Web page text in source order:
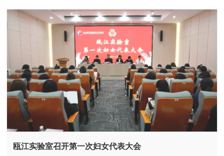
瓯江实验室召开第一次妇女代表大会